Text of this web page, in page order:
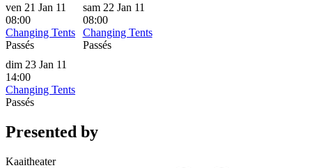
ven 21 Jan 11
08:00
Changing Tents
Passés
sam 22 Jan 11
08:00
Changing Tents
Passés
dim 23 Jan 11
14:00
Changing Tents
Passés
Presented by
Kaaitheater